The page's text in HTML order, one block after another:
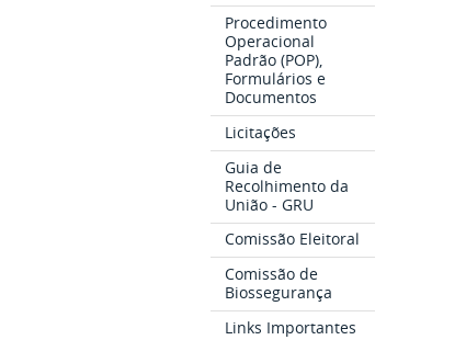
Procedimento
Operacional
Padrão (POP),
Formulários e
Documentos
Licitações
Guia de
Recolhimento da
União - GRU
Comissão Eleitoral
Comissão de
Biossegurança
Links Importantes